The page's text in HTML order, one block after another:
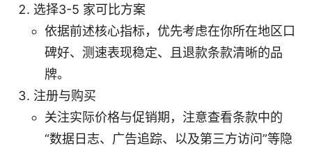
选择3-5 家可比方案
依据前述核心指标，优先考虑在你所在地区口
碑好、测速表现稳定、且退款条款清晰的品
牌。
注册与购买
关注实际价格与促销期，注意查看条款中的
“数据日志、广告追踪、以及第三方访问”等隐